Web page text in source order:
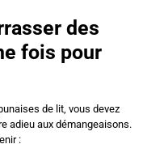
des
fois pour
de lit, vous devez
adieu aux démangeaisons.
: